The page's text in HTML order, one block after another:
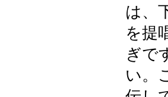
は、
を提
ぎで
い。